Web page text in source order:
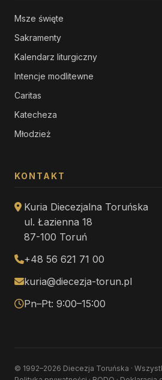
Msze święte
Sakramenty
Kalendarz liturgiczny
Intencje modlitewne
Caritas
Katecheza
Młodzież
KONTAKT
Kuria Diecezjalna Toruńska
ul. Łazienna 18
87-100 Toruń
+48 56 621 71 00
kuria@diecezja-torun.pl
Pn–Pt: 9:00–15:00
© 1992–2026 Diecezja Toruńska ·